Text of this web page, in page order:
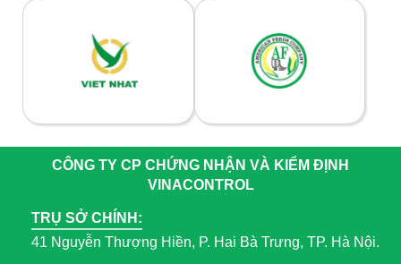
CÔNG TY CP CHỨNG NHẬN VÀ KIỂM ĐỊNH
VINACONTROL
TRỤ SỞ CHÍNH:
41 Nguyễn Thượng Hiền, P. Hai Bà Trưng, TP. Hà Nội.